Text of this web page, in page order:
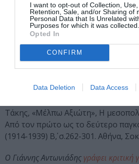
I want to opt-out of Collection, Use,
Retention, Sale, and/or Sharing of
Personal Data that Is Unrelated
Purposes for which it was collected.
Opted In
CONFIRM
Data Deletion Data Access
(ιδιαίτερα από την τεχνική του
μονολόγου), το ρεύμα του
του φεμινιστικού κινήματος στην
της στο κομμουνιστικό κόμμα. 1.
αντλήθηκαν από τα λήμματα Άπαντα
Αθήνα, Κέδρος, 1980, χ.σ., «Αξιώτη
Ελεγμίτου Ελένη, «Χρονολόγιο
Τάκης, «Μέλπω Αξιώτη», Η
Από τον πρώτο ως το δεύτερο
(1914-1939) Β΄, σ.262-301. Αθήνα,
Ο Γιάννης Αντωνιάδης γράφει κριτική